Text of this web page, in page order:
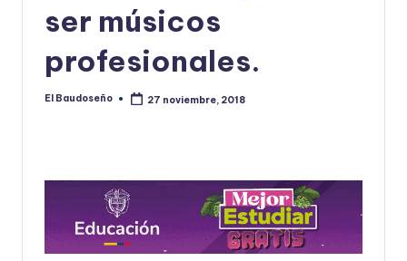
ser músicos
profesionales.
Publicado
El Baudoseño 27 noviembre, 2018